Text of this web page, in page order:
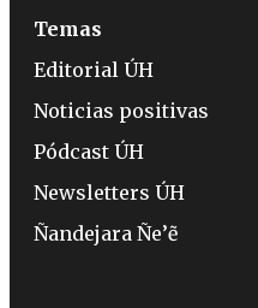
Temas
Editorial ÚH
Noticias positivas
Pódcast ÚH
Newsletters ÚH
Ñandejara Ñe’ẽ